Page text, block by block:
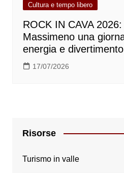
Cultura e tempo libero
ROCK IN CAVA
Massimeno una
energia e divertimento
17/07/2026
Risorse
Turismo in valle